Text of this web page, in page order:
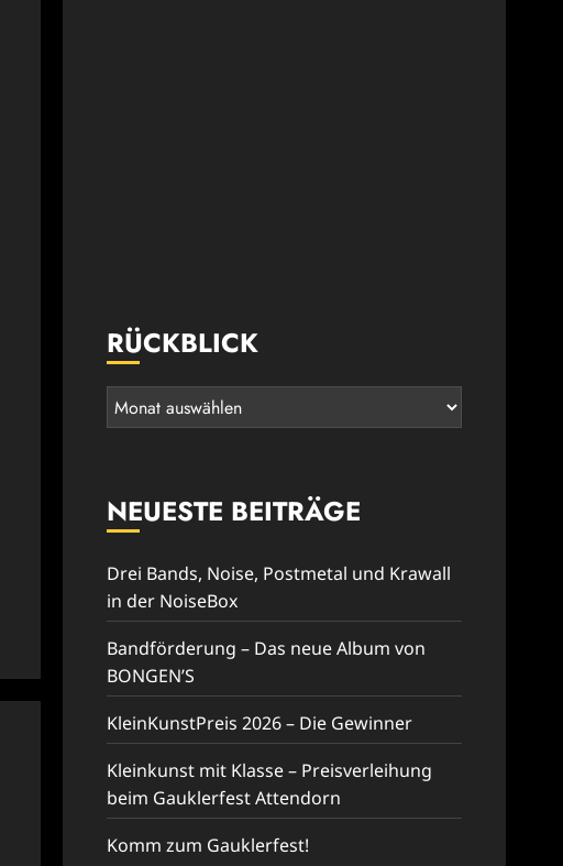
RÜCKBLICK
Rückblick
NEUESTE BEITRÄGE
Drei Bands, Noise, Postmetal und Krawall
in der NoiseBox
Bandförderung – Das neue Album von
BONGEN’S
KleinKunstPreis 2026 – Die Gewinner
Kleinkunst mit Klasse – Preisverleihung
beim Gauklerfest Attendorn
Komm zum Gauklerfest!